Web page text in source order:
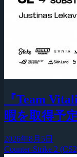
『Team
暇を取得予
2026年8月5日
Counter-Strike 2